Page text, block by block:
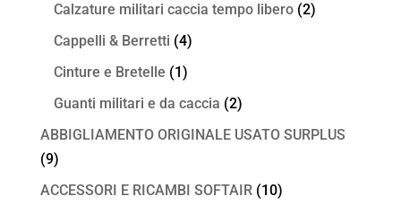
Calzature militari caccia tempo libero (2)
Cappelli & Berretti (4)
Cinture e Bretelle (1)
Guanti militari e da caccia (2)
ABBIGLIAMENTO ORIGINALE USATO SURPLUS
(9)
ACCESSORI E RICAMBI SOFTAIR (10)